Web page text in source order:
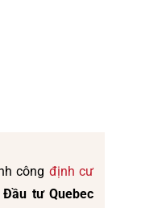
công định cư
Đầu tư Quebec